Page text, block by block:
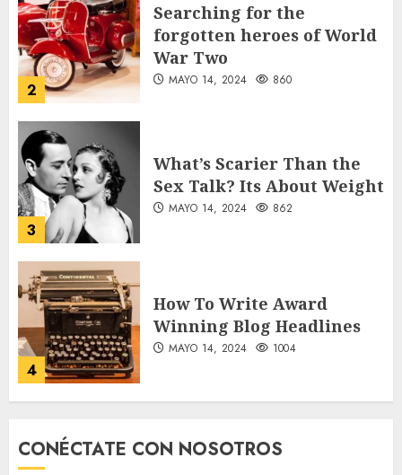
2
Searching for the
forgotten heroes of World
War Two
MAYO 14, 2024 860
3
What’s Scarier Than the
Sex Talk? Its About Weight
MAYO 14, 2024 862
4
How To Write Award
Winning Blog Headlines
MAYO 14, 2024 1004
How Many of These Italian
CONÉCTATE CON NOSOTROS